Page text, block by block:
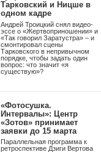
DaVinci Resolve 21:
Blackmagic добавил
Photo page и пошёл
войной на Lightroom
В бете Resolve 21 появилась
отдельная страница для работы
со снимками – с RAW-
обработкой до 32K, узловой
коррекцией цвета, ИИ-масками
и привязной съёмкой Sony и
«Советское фото»
возвращается. 100 лет
спустя – снова в печать